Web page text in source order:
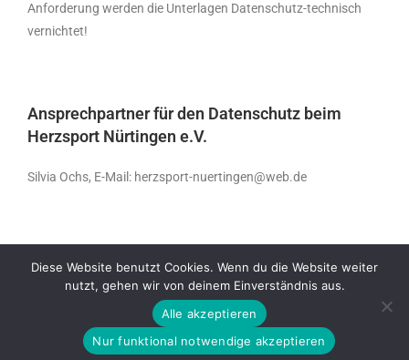
Anforderung werden die Unterlagen Datenschutz-technisch
vernichtet!
Ansprechpartner für den Datenschutz beim
Herzsport Nürtingen e.V.
Silvia Ochs, E-Mail: herzsport-nuertingen@web.de
Impressum Datenschutz
Copyright 2020 - Herzsport Nürtingen
Diese Website benutzt Cookies. Wenn du die Website weiter
nutzt, gehen wir von deinem Einverständnis aus.
Alle akzeptieren
Nur funktional notwendige akzeptieren